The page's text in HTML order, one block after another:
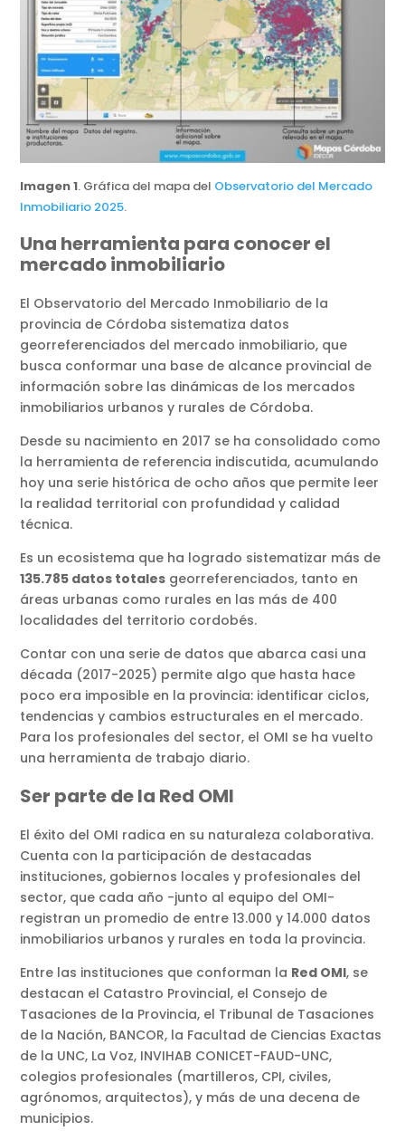
Imagen 1. Gráfica del mapa del Observatorio del Mercado
Inmobiliario 2025.
Una herramienta para conocer el
mercado inmobiliario
El Observatorio del Mercado Inmobiliario de la
provincia de Córdoba sistematiza datos
georreferenciados del mercado inmobiliario, que
busca conformar una base de alcance provincial de
información sobre las dinámicas de los mercados
inmobiliarios urbanos y rurales de Córdoba.
Desde su nacimiento en 2017 se ha consolidado como
la herramienta de referencia indiscutida, acumulando
hoy una serie histórica de ocho años que permite leer
la realidad territorial con profundidad y calidad
técnica.
Es un ecosistema que ha logrado sistematizar más de
135.785 datos totales georreferenciados, tanto en
áreas urbanas como rurales en las más de 400
localidades del territorio cordobés.
Contar con una serie de datos que abarca casi una
década (2017-2025) permite algo que hasta hace
poco era imposible en la provincia: identificar ciclos,
tendencias y cambios estructurales en el mercado.
Para los profesionales del sector, el OMI se ha vuelto
una herramienta de trabajo diario.
Ser parte de la Red OMI
El éxito del OMI radica en su naturaleza colaborativa.
Cuenta con la participación de destacadas
instituciones, gobiernos locales y profesionales del
sector, que cada año -junto al equipo del OMI-
registran un promedio de entre 13.000 y 14.000 datos
inmobiliarios urbanos y rurales en toda la provincia.
Entre las instituciones que conforman la Red OMI, se
destacan el Catastro Provincial, el Consejo de
Tasaciones de la Provincia, el Tribunal de Tasaciones
de la Nación, BANCOR, la Facultad de Ciencias Exactas
de la UNC, La Voz, INVIHAB CONICET-FAUD-UNC,
colegios profesionales (martilleros, CPI, civiles,
agrónomos, arquitectos), y más de una decena de
municipios.